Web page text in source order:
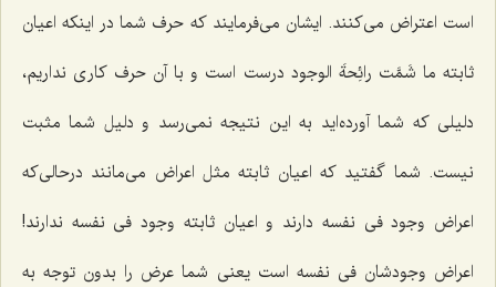
است اعتراض می‌کنند. ایشان می‌فرمایند که حرف شما در اینکه اعیان
ثابته ما شَمَّت رائِحةَ الوجود درست است و با آن حرف کاری نداریم،
دلیلی که شما آورده‌اید به این نتیجه نمی‌رسد و دلیل شما مثبت
نیست. شما گفتید که اعیان ثابته مثل اعراض می‌مانند درحالی‌که
اعراض وجود فی نفسه دارند و اعیان ثابته وجود فی نفسه ندارند!
اعراض وجودشان فی نفسه است یعنی شما عرض را بدون توجه به